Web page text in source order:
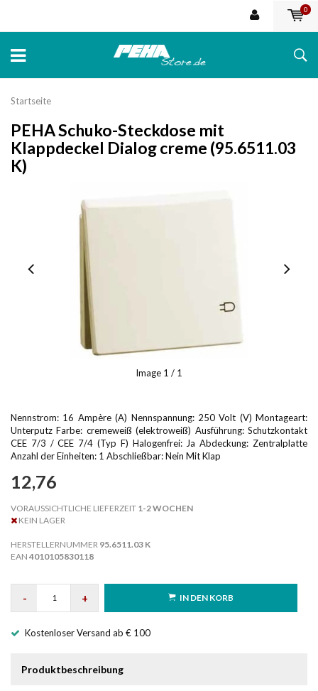
0
Startseite
PEHA Schuko-Steckdose mit
Klappdeckel Dialog creme (95.6511.03
K)
Image 1 / 1
Nennstrom: 16 Ampère (A) Nennspannung: 250 Volt (V) Montageart:
Unterputz Farbe: cremeweiß (elektroweiß) Ausführung: Schutzkontakt
CEE 7/3 / CEE 7/4 (Typ F) Halogenfrei: Ja Abdeckung: Zentralplatte
Anzahl der Einheiten: 1 Abschließbar: Nein Mit Klap
12,76
VORAUSSICHTLICHE LIEFERZEIT 1-2 WOCHEN
KEIN LAGER
HERSTELLERNUMMER 95.6511.03 K
EAN 4010105830118
- + IN DEN KORB
Kostenloser Versand ab € 100
Produktbeschreibung